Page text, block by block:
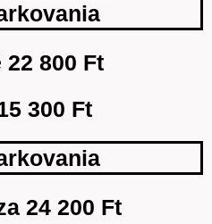
800 Ft
300 Ft
24 200 Ft